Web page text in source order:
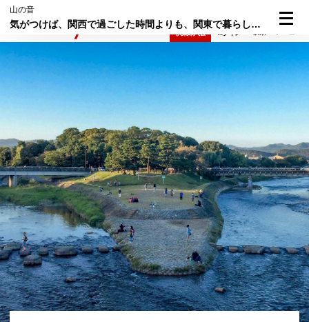
山の音
気がつけば、関西で過ごした時間よりも、関東で暮らした時間の方が長くなった。